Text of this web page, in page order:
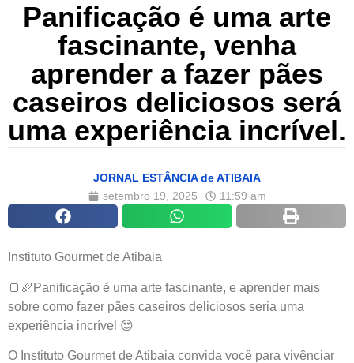
Panificação é uma arte
fascinante, venha
aprender a fazer pães
caseiros deliciosos será
uma experiência incrível.
JORNAL ESTÂNCIA de ATIBAIA
setembro 19, 2025
11:59 am
Instituto Gourmet de Atibaia
🍞🥖Panificação é uma arte fascinante, e aprender mais
sobre como fazer pães caseiros deliciosos seria uma
experiência incrível 😍
O Instituto Gourmet de Atibaia convida você para vivênciar